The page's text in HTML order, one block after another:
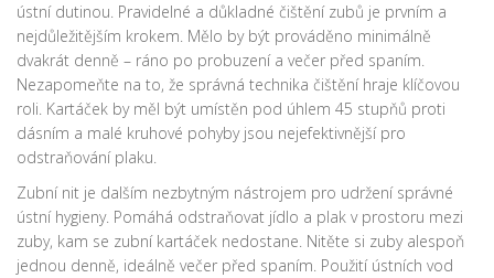
ústní dutinou. Pravidelné a důkladné čištění zubů je prvním a
nejdůležitějším krokem. Mělo by být prováděno minimálně
dvakrát denně – ráno po probuzení a večer před spaním.
Nezapomeňte na to, že správná technika čištění hraje klíčovou
roli. Kartáček by měl být umístěn pod úhlem 45 stupňů proti
dásním a malé kruhové pohyby jsou nejefektivnější pro
odstraňování plaku.
Zubní nit je dalším nezbytným nástrojem pro udržení správné
ústní hygieny. Pomáhá odstraňovat jídlo a plak v prostoru mezi
zuby, kam se zubní kartáček nedostane. Nitěte si zuby alespoň
jednou denně, ideálně večer před spaním. Použití ústních vod